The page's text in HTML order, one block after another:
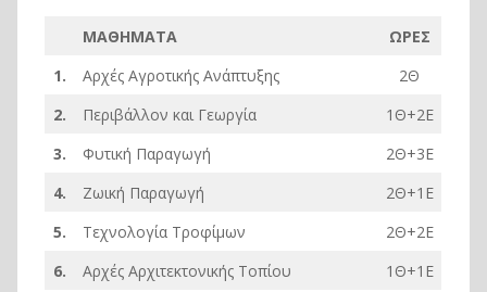
ΜΑΘΗΜΑΤΑ
ΩΡΕΣ
1.
Αρχές Αγροτικής Ανάπτυξης
2Θ
2.
Περιβάλλον και Γεωργία
1Θ+2E
3.
Φυτική Παραγωγή
2Θ+3E
4.
Ζωική Παραγωγή
2Θ+1Ε
5.
Τεχνολογία Τροφίμων
2Θ+2Ε
6.
Αρχές Αρχιτεκτονικής Τοπίου 1Θ+1Ε